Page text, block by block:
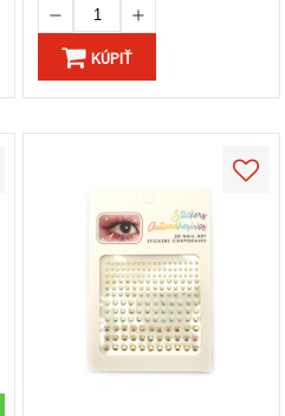
KÚPIŤ